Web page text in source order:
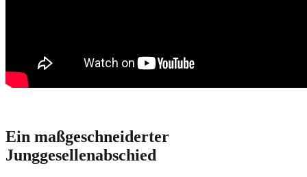
Ein maßgeschneiderter
Junggesellenabschied